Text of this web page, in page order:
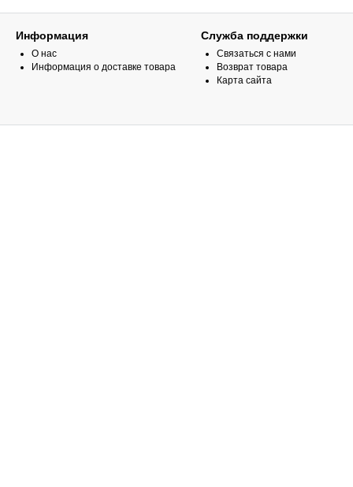
Информация
О нас
Информация о доставке товара
Служба поддержки
Связаться с нами
Возврат товара
Карта сайта